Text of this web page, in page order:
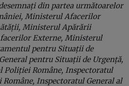
din partea următoarelor
Ministerul Afacerilor
Ministerul Apărării
Externe, Ministerul
pentru Situații de
pentru Situații de Urgență,
Poliției Române, Inspectoratul
Române, Inspectoratul General al